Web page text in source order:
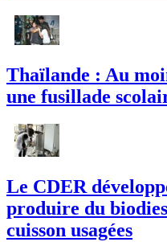
Thaïlande : Au
une fusillade
Le CDER
produire du
cuisson usagées